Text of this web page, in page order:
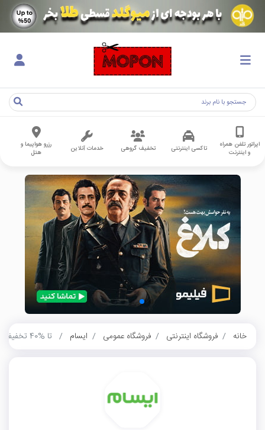
اپراتور تلفن همراه
و اینترنت
تاکسی اینترنتی تخفیف گروهی خدمات آنلاین
رزرو هواپیما و
هتل
خانه فروشگاه اینترنتی فروشگاه عمومی ایسام تا %40 تخفیف لوازم خودرو ایسام ویژه محصولات دست دوم و نو